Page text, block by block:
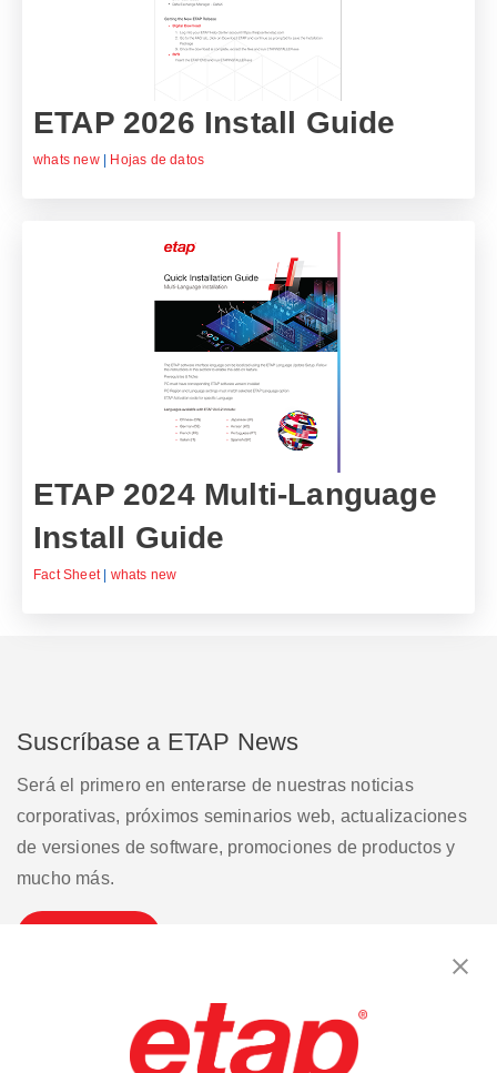
ETAP 2026 Install Guide
whats new| Hojas de datos
ETAP 2024 Multi-Language
Install Guide
Fact Sheet| whats new
Suscríbase a ETAP News
Será el primero en enterarse de nuestras noticias
corporativas, próximos seminarios web, actualizaciones
de versiones de software, promociones de productos y
mucho más.
Contáctenos | Condiciones de uso
política de privacidad Mapa del sitio